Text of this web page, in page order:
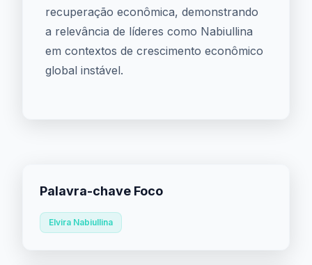
recuperação econômica, demonstrando
a relevância de líderes como Nabiullina
em contextos de crescimento econômico
global instável.
Palavra-chave Foco
Elvira Nabiullina